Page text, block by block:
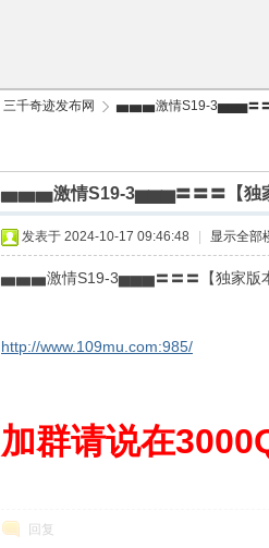
三千奇迹发布网
›
▅▅▅激情S19-3▅▅▅〓〓
▅▅▅激情S19-3▅▅▅〓〓〓【独家
发表于 2024-10-17 09:46:48 显示全部
▅▅▅激情S19-3▅▅▅〓〓〓【独家版本
http://www.109mu.com:985/
加群请说在
回复